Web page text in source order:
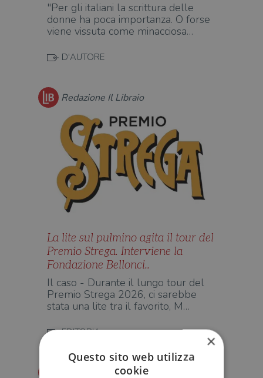
"Per gli italiani la scrittura delle
donne ha poca importanza. O forse
viene vissuta come minacciosa…
D'AUTORE
Redazione Il Libraio
La lite sul pulmino agita il tour del
Premio Strega. Interviene la
Fondazione Bellonci..
Il caso - Durante il lungo tour del
Premio Strega 2026, ci sarebbe
stata una lite tra il favorito, M…
EDITORIA
Redazione Il Libraio
×
Questo sito web utilizza
cookie